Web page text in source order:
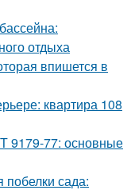
отдыха
впишется в
квартира 108
9179-77: основные
побелки сада: